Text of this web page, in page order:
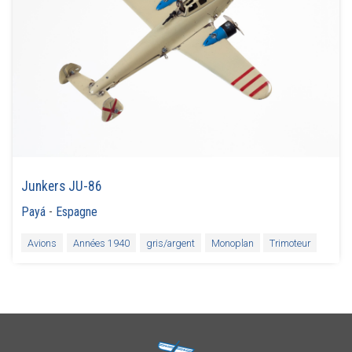
Junkers JU-86
Payá - Espagne
Avions Années 1940 gris/argent Monoplan Trimoteur